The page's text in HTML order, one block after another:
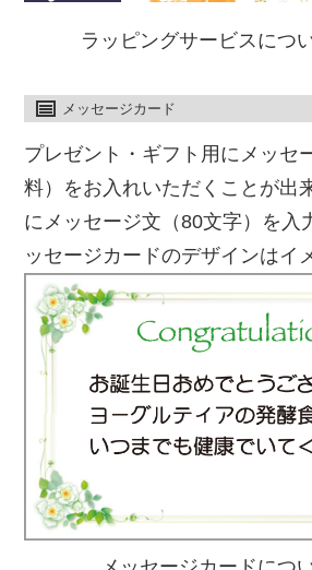
ラッピングサービスにつ
メッセージカード
プレゼント・ギフト用にメッセ
料）をお入れいただくことが出
にメッセージ文（80文字）を
ッセージカードのデザインはイ